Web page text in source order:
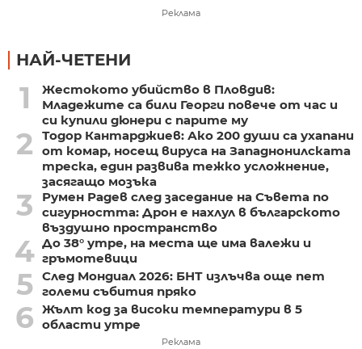
Реклама
НАЙ-ЧЕТЕНИ
1
Жестокото убийство в Пловдив:
Младежите са били Георги повече от час и
си купили дюнери с парите му
2
Тодор Кантарджиев: Ако 200 души са ухапани
от комар, носещ вируса на Западнонилската
треска, един развива тежко усложнение,
засягащо мозъка
3
Румен Радев след заседание на Съвета по
сигурността: Дрон е нахлул в българското
въздушно пространство
4 До 38° утре, на места ще има валежи и
гръмотевици
5 След Мондиал 2026: БНТ излъчва още пет
големи събития пряко
6 Жълт код за високи температури в 5
области утре
Реклама